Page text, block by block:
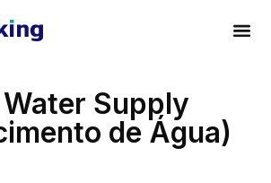
Supply
de Água)